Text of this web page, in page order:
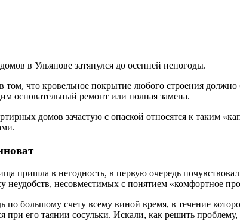
в Ульянове затянулся до осенней непогоды.
том, что кровельное покрытие любого строения
основательный ремонт или полная замена.
домов зачастую с опаской относятся к таким
пришла в негодность, в первую очередь
неудобств, несовместимых с понятием «комфортное
по большому счету всему виной время, в течение
его таянии сосульки. Искали, как решить проблему,